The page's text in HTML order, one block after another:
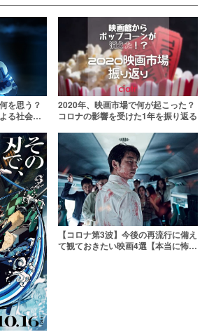
を思う？
る社会問
2020年、映画市場で何が起こった？
コロナの影響を受けた1年を振り返る
【コロナ第3波】今後の再流行に備え
て観ておきたい映画4選【本当に怖い